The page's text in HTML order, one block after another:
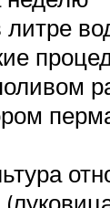
литре